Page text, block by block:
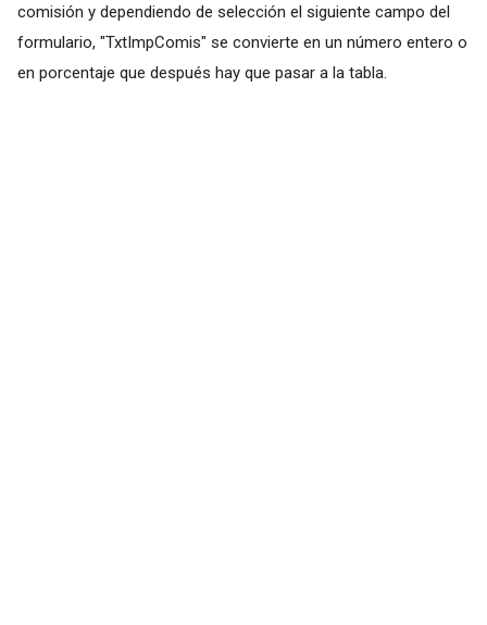
comisión y dependiendo de selección el siguiente campo del
formulario, "TxtImpComis" se convierte en un número entero o
en porcentaje que después hay que pasar a la tabla.